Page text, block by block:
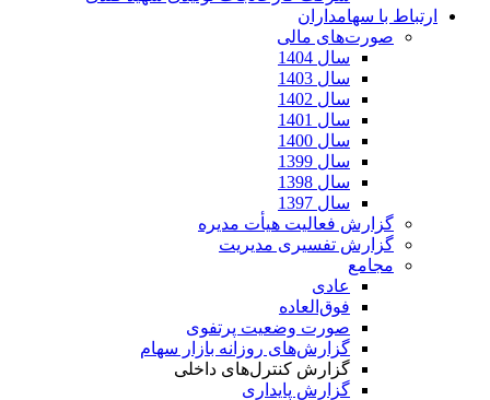
ارتباط با سهامداران
صورت‌های مالی
سال 1404
سال 1403
سال 1402
سال 1401
سال 1400
سال 1399
سال 1398
سال 1397
گزارش فعالیت هیأت مدیره
گزارش تفسیری مدیریت
مجامع
عادی
فوق‌العاده
صورت وضعیت پرتفوی
گزارش‌های روزانه بازار سهام
گزارش کنترل‌های داخلی
گزارش پایداری